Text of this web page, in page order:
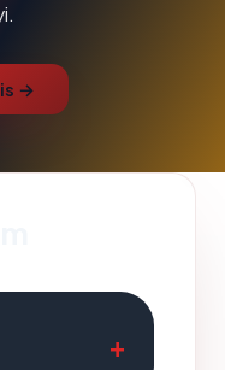
→